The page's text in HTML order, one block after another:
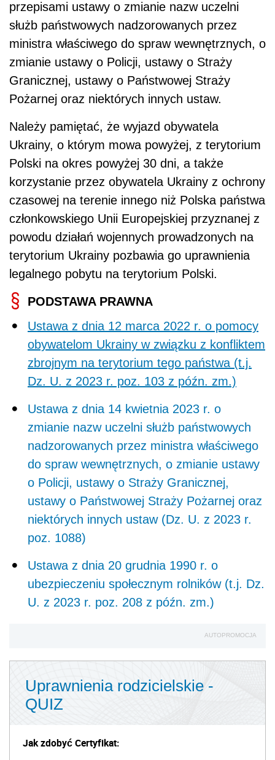
przepisami ustawy o zmianie nazw uczelni
służb państwowych nadzorowanych przez
ministra właściwego do spraw wewnętrznych, o
zmianie ustawy o Policji, ustawy o Straży
Granicznej, ustawy o Państwowej Straży
Pożarnej oraz niektórych innych ustaw.
Należy pamiętać, że wyjazd obywatela
Ukrainy, o którym mowa powyżej, z terytorium
Polski na okres powyżej 30 dni, a także
korzystanie przez obywatela Ukrainy z ochrony
czasowej na terenie innego niż Polska państwa
członkowskiego Unii Europejskiej przyznanej z
powodu działań wojennych prowadzonych na
terytorium Ukrainy pozbawia go uprawnienia
legalnego pobytu na terytorium Polski.
PODSTAWA PRAWNA
Ustawa z dnia 12 marca 2022 r. o pomocy
obywatelom Ukrainy w związku z konfliktem
zbrojnym na terytorium tego państwa (t.j.
Dz. U. z 2023 r. poz. 103 z późn. zm.)
Ustawa z dnia 14 kwietnia 2023 r. o
zmianie nazw uczelni służb państwowych
nadzorowanych przez ministra właściwego
do spraw wewnętrznych, o zmianie ustawy
o Policji, ustawy o Straży Granicznej,
ustawy o Państwowej Straży Pożarnej oraz
niektórych innych ustaw (Dz. U. z 2023 r.
poz. 1088)
Ustawa z dnia 20 grudnia 1990 r. o
ubezpieczeniu społecznym rolników (t.j. Dz.
U. z 2023 r. poz. 208 z późn. zm.)
AUTOPROMOCJA
Uprawnienia rodzicielskie -
QUIZ
Jak zdobyć Certyfikat: